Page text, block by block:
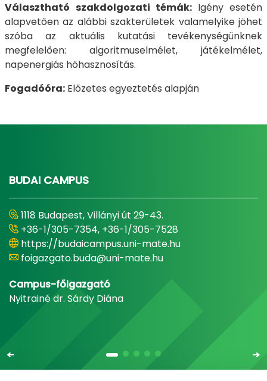
Választható szakdolgozati témák: Igény esetén
alapvetően az alábbi szakterületek valamelyike jöhet
szóba az aktuális kutatási tevékenységünknek
megfelelően: algoritmuselmélet, játékelmélet,
napenergiás hőhasznosítás.
Fogadóóra: Előzetes egyeztetés alapján
BUDAI CAMPUS
1118 Budapest, Villányi út 29-43.
+36-1/305-7354, +36-1/305-7528
https://budaicampus.uni-mate.hu
foigazgato.buda@uni-mate.hu
Campus-főigazgató
Nyitrainé dr. Sárdy Diána